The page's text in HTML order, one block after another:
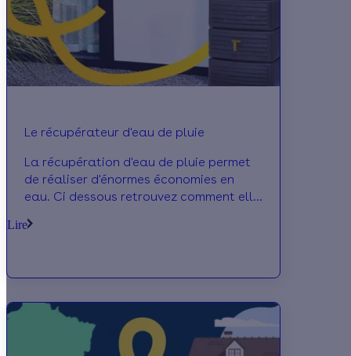
Le récupérateur d'eau de pluie
La récupération d'eau de pluie permet
de réaliser d'énormes économies en
eau. Ci dessous retrouvez comment elle
disponibles
Lire